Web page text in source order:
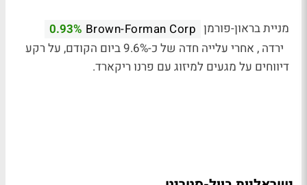
מניית בראון-פורמן Brown-Forman Corp
0.93%
ירדה , אחרי עלייה חדה של כ-9.6% ביום הקודם, על רקע
דיווחים על מגעים למיזוג עם פרנו ריקארד.